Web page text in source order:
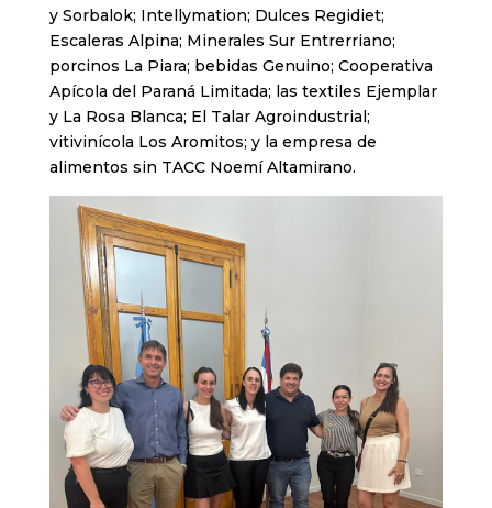
y Sorbalok; Intellymation; Dulces Regidiet;
Escaleras Alpina; Minerales Sur Entrerriano;
porcinos La Piara; bebidas Genuino; Cooperativa
Apícola del Paraná Limitada; las textiles Ejemplar
y La Rosa Blanca; El Talar Agroindustrial;
vitivinícola Los Aromitos; y la empresa de
alimentos sin TACC Noemí Altamirano.